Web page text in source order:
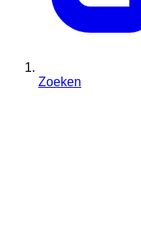
Zoeken